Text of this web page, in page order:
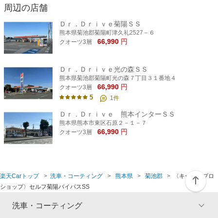
周辺の店舗
Ｄｒ．Ｄｒｉｖｅ菊陽ＳＳ
熊本県菊池郡菊陽町津久礼2527－６
クオーツ3層
66,990 円
Ｄｒ．Ｄｒｉｖｅ光の森ＳＳ
熊本県菊池郡菊陽町光の森７丁目３１番地４
クオーツ3層
66,990 円
5 1 件
Ｄｒ．Ｄｒｉｖｅ 熊本インターＳＳ
熊本県熊本市東区石原２－１－７
クオーツ3層
66,990 円
楽天Carトップ 洗車・コーティング 熊本県 菊池郡
〈キーパープロ
ショップ〉セルフ菊陽バイパスSS
洗車・コーティング